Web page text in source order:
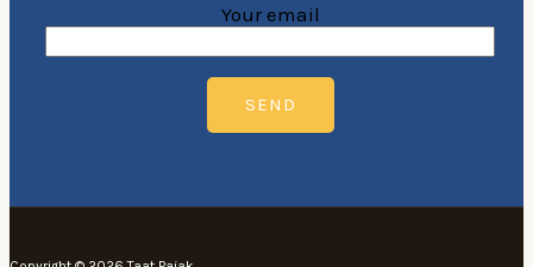
Your email